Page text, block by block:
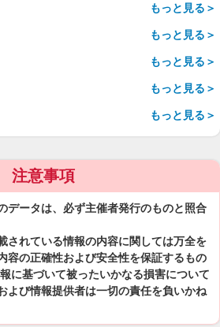
もっと見る＞
もっと見る＞
もっと見る＞
もっと見る＞
もっと見る＞
注意事項
データは、必ず主催者発行のものと照合
されている情報の内容に関しては万全を
容の正確性および安全性を保証するもの
に基づいて被ったいかなる損害について
よび情報提供者は一切の責任を負いかね